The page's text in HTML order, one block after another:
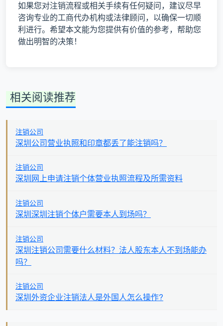
如果您对注销流程或相关手续有任何疑问，建议尽早
咨询专业的工商代办机构或法律顾问，以确保一切顺
利进行。希望本文能为您提供有价值的参考，帮助您
做出明智的决策！
相关阅读推荐
注销公司
深圳公司营业执照和印章都丢了能注销吗？
注销公司
深圳网上申请注销个体营业执照流程及所需资料
注销公司
深圳深圳注销个体户需要本人到场吗？
注销公司
深圳注销公司需要什么材料？法人股东本人不到场能办
吗？
注销公司
深圳外资企业注销法人是外国人怎么操作?